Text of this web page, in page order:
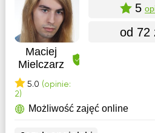
Maciej
Mielczarz
5.0 (opinie:
2)
5
od 72
Możliwość zajęć online